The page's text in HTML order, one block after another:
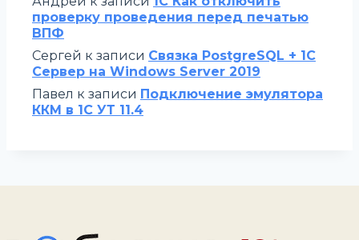
проверку проведения перед печатью
ВПФ
Сергей к записи Связка PostgreSQL + 1С
Сервер на Windows Server 2019
Павел к записи Подключение эмулятора
ККМ в 1С УТ 11.4